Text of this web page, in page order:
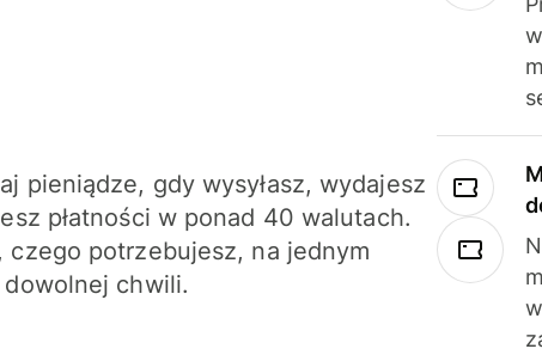
pieniądze, gdy wysyłasz, wydajesz
płatności w ponad 40 walutach.
czego potrzebujesz, na jednym
chwili.